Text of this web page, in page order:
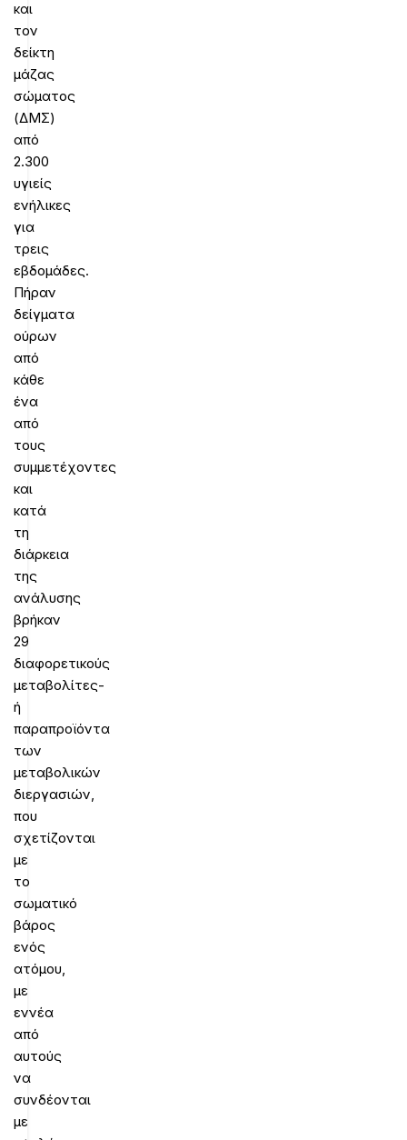
και
τον
δείκτη
μάζας
σώματος
(ΔΜΣ)
από
2.300
υγιείς
ενήλικες
για
τρεις
εβδομάδες.
Πήραν
δείγματα
ούρων
από
κάθε
ένα
από
τους
συμμετέχοντες
και
κατά
τη
διάρκεια
της
ανάλυσης
βρήκαν
29
διαφορετικούς
μεταβολίτες-
ή
παραπροϊόντα
των
μεταβολικών
διεργασιών,
που
σχετίζονται
με
το
σωματικό
βάρος
ενός
ατόμου,
με
εννέα
από
αυτούς
να
συνδέονται
με